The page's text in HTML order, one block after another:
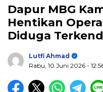
Dapur MBG
Hentikan
Diduga
Lutfi Ahmad
Rabu, 10 Juni 2026 -